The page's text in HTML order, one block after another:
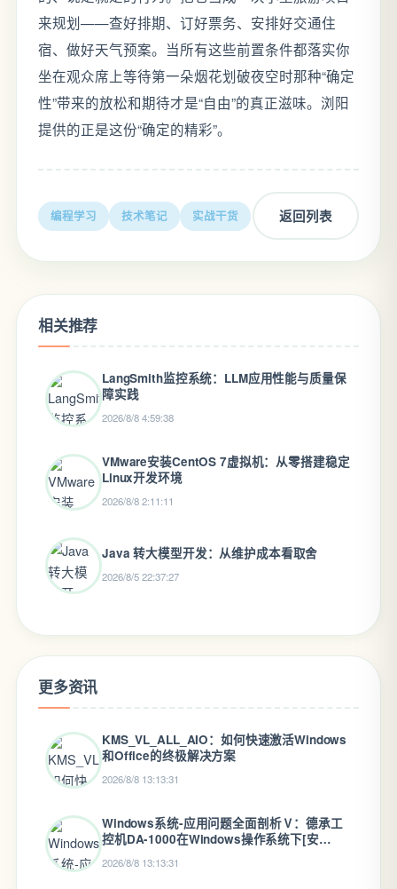
来规划——查好排期、订好票务、安排好交通住
宿、做好天气预案。当所有这些前置条件都落实你
坐在观众席上等待第一朵烟花划破夜空时那种“确定
性”带来的放松和期待才是“自由”的真正滋味。浏阳
提供的正是这份“确定的精彩”。
编程学习 技术笔记 实战干货 返回列表
相关推荐
LangSmith监控系统：LLM应用性能与质量保
障实践
2026/8/8 4:59:38
VMware安装CentOS 7虚拟机：从零搭建稳定
Linux开发环境
2026/8/8 2:11:11
Java 转大模型开发：从维护成本看取舍
2026/8/5 22:37:27
更多资讯
KMS_VL_ALL_AIO：如何快速激活Windows
和Office的终极解决方案
2026/8/8 13:13:31
Windows系统-应用问题全面剖析Ⅴ：德承工
控机DA-1000在Windows操作系统下[安
装.NET Framework]教程
2026/8/8 13:13:31